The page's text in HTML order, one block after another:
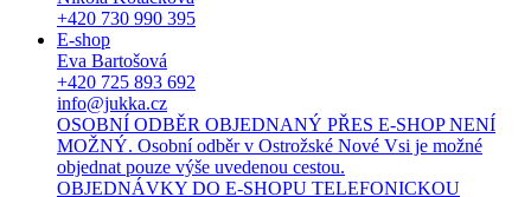
+420 730 990 395
E-shop
Eva Bartošová
+420 725 893 692
info@jukka.cz
OSOBNÍ ODBĚR OBJEDNANÝ PŘES E-SHOP NENÍ
MOŽNÝ. Osobní odběr v Ostrožské Nové Vsi je možné
objednat pouze výše uvedenou cestou.
OBJEDNÁVKY DO E-SHOPU TELEFONICKOU